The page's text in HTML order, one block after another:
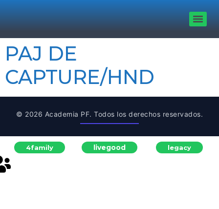
PAJ DE
CAPTURE/HND
© 2026 Academia PF. Todos los derechos reservados.
4family livegood legacy